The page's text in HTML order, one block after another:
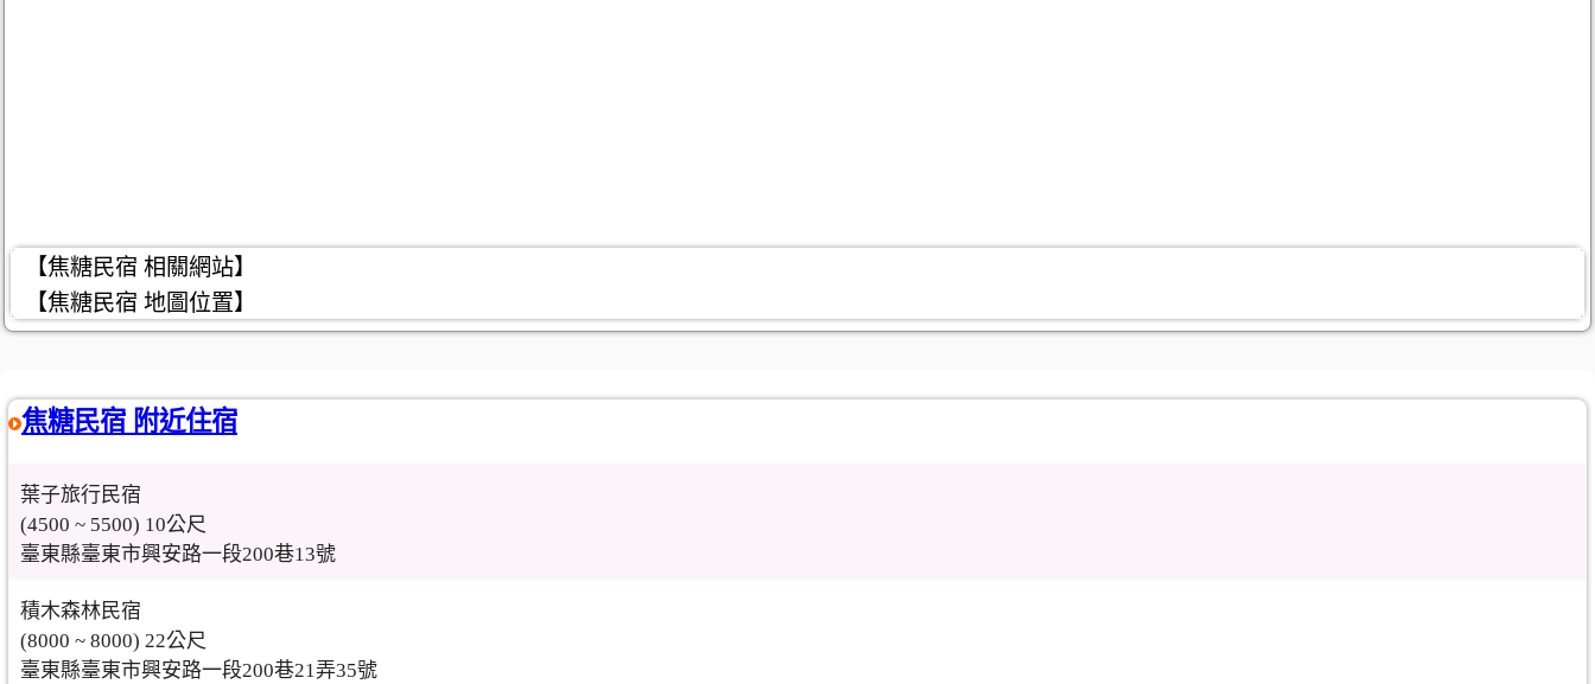
【焦糖民宿 相關網站】
【焦糖民宿 地圖位置】
焦糖民宿 附近住宿
葉子旅行民宿
(4500 ~ 5500) 10公尺
臺東縣臺東市興安路一段200巷13號
積木森林民宿
(8000 ~ 8000) 22公尺
臺東縣臺東市興安路一段200巷21弄35號